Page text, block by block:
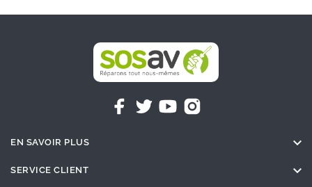
EN SAVOIR PLUS 
SERVICE CLIENT 